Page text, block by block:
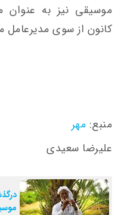
موسیقی نیز به
کانون از سوی
منبع: مهر
علیرضا سعیدی